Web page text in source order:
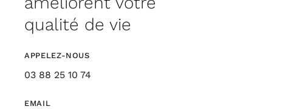
qualité de vie
APPELEZ-NOUS
03 88 25 10 74
EMAIL